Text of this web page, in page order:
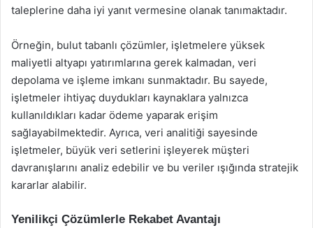
taleplerine daha iyi yanıt vermesine olanak tanımaktadır.
Örneğin, bulut tabanlı çözümler, işletmelere yüksek
maliyetli altyapı yatırımlarına gerek kalmadan, veri
depolama ve işleme imkanı sunmaktadır. Bu sayede,
işletmeler ihtiyaç duydukları kaynaklara yalnızca
kullanıldıkları kadar ödeme yaparak erişim
sağlayabilmektedir. Ayrıca, veri analitiği sayesinde
işletmeler, büyük veri setlerini işleyerek müşteri
davranışlarını analiz edebilir ve bu veriler ışığında stratejik
kararlar alabilir.
Yenilikçi Çözümlerle Rekabet Avantajı